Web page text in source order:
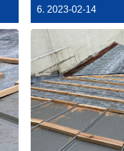
6. 2023-02-14